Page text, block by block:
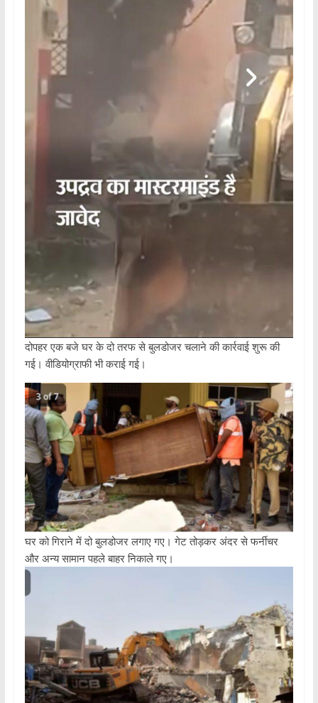
दोपहर एक बजे घर के दो तरफ से बुलडोजर चलाने की कार्रवाई शुरू की
गई। वीडियोग्राफी भी कराई गई।
घर को गिराने में दो बुलडोजर लगाए गए। गेट तोड़कर अंदर से फर्नीचर
और अन्य सामान पहले बाहर निकाले गए।